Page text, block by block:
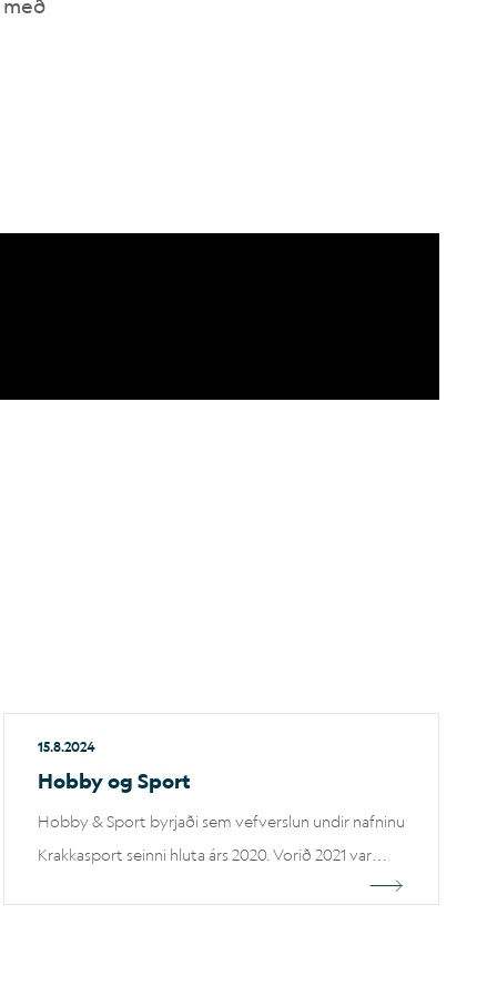
15.8.2024
Hobby og Sport
Hobby & Sport byrjaði sem vefverslun undir nafninu
Krakkasport seinni hluta árs 2020. Vorið 2021 var
opnuð lítil verslun á Akureyri með þá hugmynd að